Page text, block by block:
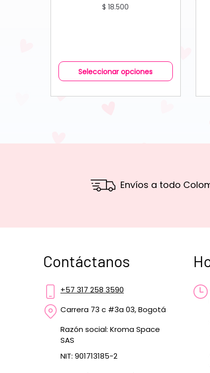
$ 18.500
Seleccionar opciones
Envíos a todo
Contáctanos
+57 317 258 3590
Carrera 73 c #3a 03, Bogotá
Razón social: Kroma Space
SAS
NIT: 901713185-2